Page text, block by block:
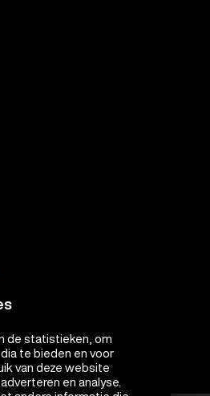
de statistieken, om
te bieden en voor
van deze website
en analyse.